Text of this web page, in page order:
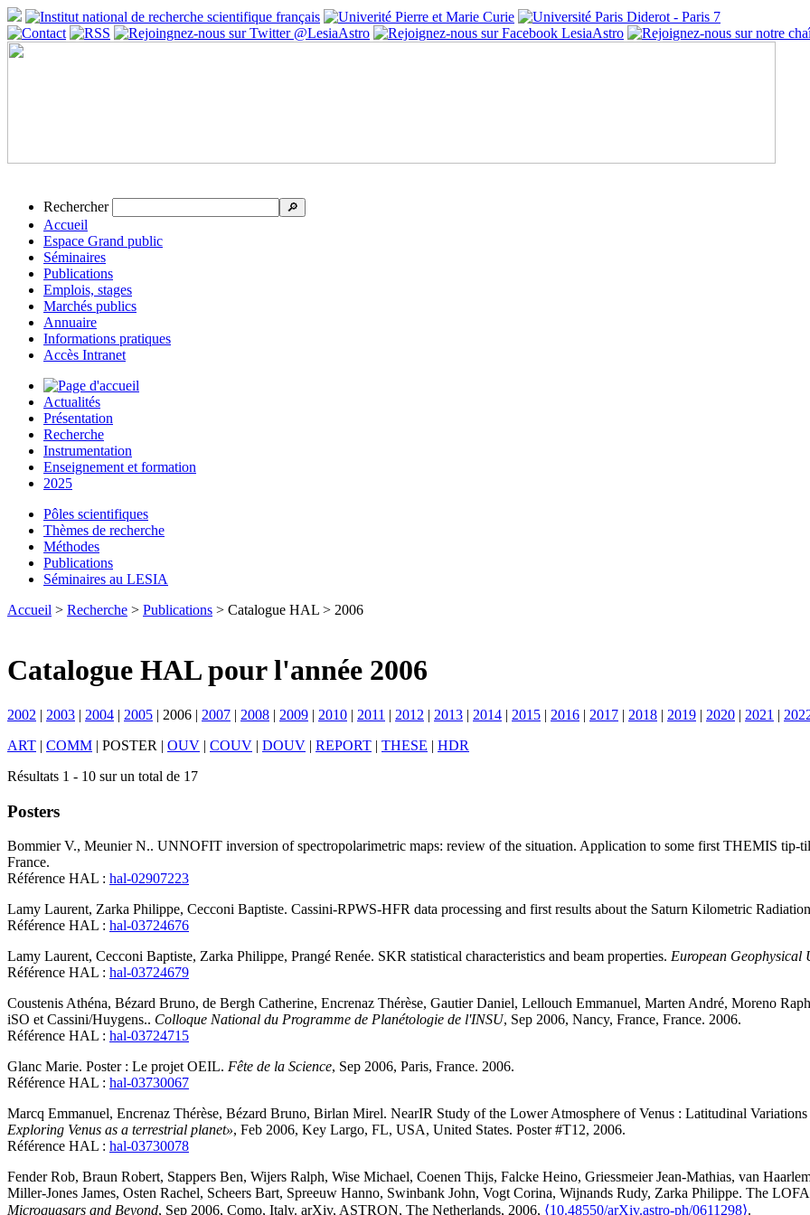
Rechercher 🔎
Accueil
Espace Grand public
Séminaires
Publications
Emplois, stages
Marchés publics
Annuaire
Informations pratiques
Accès Intranet
Actualités
Présentation
Recherche
Instrumentation
Enseignement et formation
2025
Pôles scientifiques
Thèmes de recherche
Méthodes
Publications
Séminaires au LESIA
Accueil > Recherche > Publications > Catalogue HAL > 2006
Catalogue HAL pour l'année 2006
2002 | 2003 | 2004 | 2005 | 2006 | 2007 | 2008 | 2009 | 2010 | 2011 | 2012 | 2013 | 2014 | 2015 | 2016 | 2017 | 2018 | 2019 | 2020 | 2021 |
ART | COMM | POSTER | OUV | COUV | DOUV | REPORT | THESE | HDR
Résultats 1 - 10 sur un total de 17
Posters
Bommier V., Meunier N.. UNNOFIT inversion of spectropolarimetric maps: review of the situation. Application to some first THEMIS tip-
France.
Référence HAL : hal-02907223
Lamy Laurent, Zarka Philippe, Cecconi Baptiste. Cassini-RPWS-HFR data processing and first results about the Saturn Kilometric Radiation
Référence HAL : hal-03724676
Lamy Laurent, Cecconi Baptiste, Zarka Philippe, Prangé Renée. SKR statistical characteristics and beam properties. European Geophysical
Référence HAL : hal-03724679
Coustenis Athéna, Bézard Bruno, de Bergh Catherine, Encrenaz Thérèse, Gautier Daniel, Lellouch Emmanuel, Marten André, Moreno
iSO et Cassini/Huygens.. Colloque National du Programme de Planétologie de l'INSU, Sep 2006, Nancy, France, France. 2006.
Référence HAL : hal-03724715
Glanc Marie. Poster : Le projet OEIL. Fête de la Science, Sep 2006, Paris, France. 2006.
Référence HAL : hal-03730067
Marcq Emmanuel, Encrenaz Thérèse, Bézard Bruno, Birlan Mirel. NearIR Study of the Lower Atmosphere of Venus : Latitudinal
Exploring Venus as a terrestrial planet», Feb 2006, Key Largo, FL, USA, United States. Poster #T12, 2006.
Référence HAL : hal-03730078
Fender Rob, Braun Robert, Stappers Ben, Wijers Ralph, Wise Michael, Coenen Thijs, Falcke Heino, Griessmeier Jean-Mathias, van
Miller-Jones James, Osten Rachel, Scheers Bart, Spreeuw Hanno, Swinbank John, Vogt Corina, Wijnands Rudy, Zarka Philippe. The
Microquasars and Beyond, Sep 2006, Como, Italy. arXiv, ASTRON, The Netherlands, 2006, ⟨10.48550/arXiv.astro-ph/0611298⟩.